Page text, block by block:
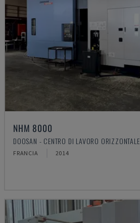
NHM 8000
DOOSAN - CENTRO DI LAVORO ORIZZONTALE
FRANCIA 2014